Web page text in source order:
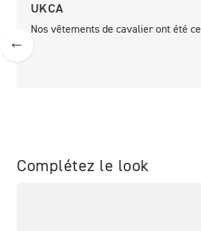
UKCA
Nos vêtements de cavalier ont été
Complétez le look